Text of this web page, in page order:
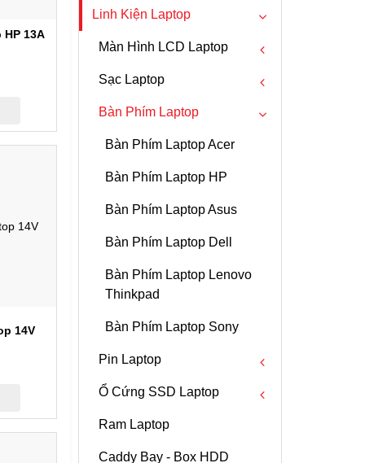
Box HDD
Bộ Chuyển Đổi Tín Hiệu
Máy Tính Để Bàn PC
Bàn Phím Cơ
Màn Hình PC
Webcam Targus
Ba Lô -Túi Xách - Vali Targus
Túi Chống Sốc Targus
Hub Docking Targus
Ốp Lưng Ipad-Surface
Laptop HP
Laptop Lenovo Thinkpad
Laptop Razer
Laptop Asus
Surface
Toshiba
Laptop MSI
Laptop Cũ
Laptop Gaming
WIFI 5G
WIFI 4G
Anten 3G 4G
Linh Kiện Laptop
Màn Hình LCD Laptop
Dell
Asus
Acer
HP
Lenovo
Toshiba
Sony
12.5 Inch
Màn Hình Laptop 15.4-15.6
Sạc Laptop
Sạc Laptop Acer
Sạc Laptop HP
Sạc Laptop Asus
Sạc Laptop Dell
Sạc Laptop Lenovo
Sạc Laptop Sony Vaio
Bàn Phím Laptop
Bàn Phím Laptop Acer
Bàn Phím Laptop HP
Bàn Phím Laptop Asus
Bàn Phím Laptop Dell
Bàn Phím Laptop Lenovo
Thinkpad
Bàn Phím Laptop Sony
Pin Laptop
Pin Laptop Acer
Pin Laptop HP
Pin Laptop Asus
Ổ Cứng SSD Laptop
SSD Sandisk
SSD Crucial
Ram Laptop
Caddy Bay - Box HDD
HP 13A
14V